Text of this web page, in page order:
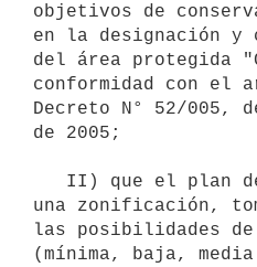
objetivos de
en la designación y
del área protegida
conformidad con el
Decreto N° 52/005,
de 2005;
una zonificación,
las posibilidades
(mínima, baja,